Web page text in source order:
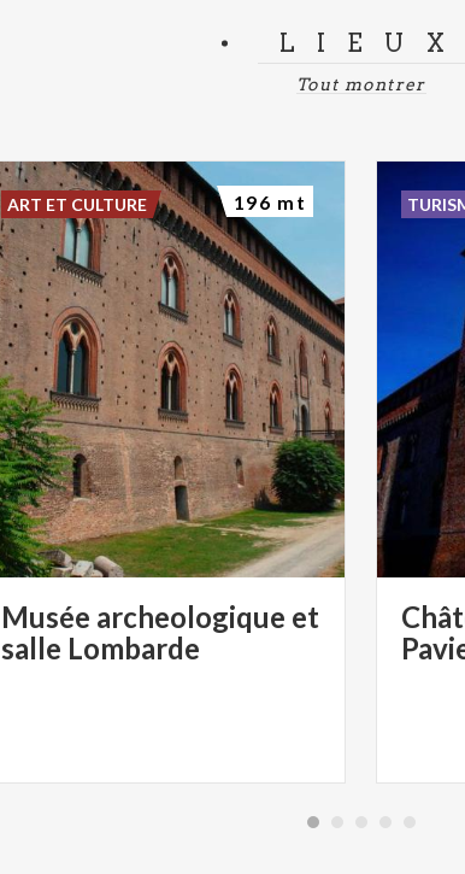
LIEUX
Tout montrer
Musée archeologique et
salle Lombarde
ART ET CULTURE 196 mt